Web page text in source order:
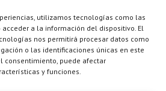
utilizamos tecnologías como las
a la información del dispositivo. El
nos permitirá procesar datos como
o las identificaciones únicas en este
consentimiento, puede afectar
y funciones.
·Términos y condiciones
·Aviso legal
Cosqueretasrealizada por
López Ruiz